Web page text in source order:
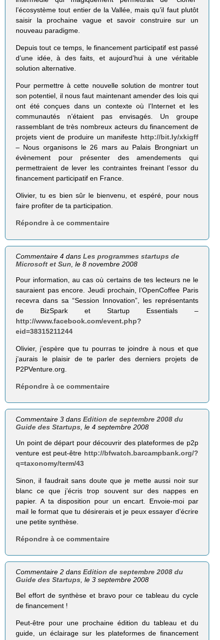
l’écosystème tout entier de la Vallée, mais qu’il faut plutôt
saisir la prochaine vague et savoir construire sur un
nouveau paradigme.
Depuis tout ce temps, le financement participatif est passé
d’une idée, à des faits, et aujourd’hui à une véritable
solution alternative.
Pour permettre à cette nouvelle solution de montrer tout
son potentiel, il nous faut maintenant amender des lois qui
ont été conçues dans un contexte où l’Internet et les
communautés n’étaient pas envisagés. Un groupe
rassemblant de très nombreux acteurs du financement de
projets vient de produire un manifeste http://bit.ly/xkigff
– Nous organisons le 26 mars au Palais Brongniart un
évènement pour présenter des amendements qui
permettraient de lever les contraintes freinant l’essor du
financement participatif en France.
Olivier, tu es bien sûr le bienvenu, et espéré, pour nous
faire profiter de ta participation.
Répondre à ce commentaire
Commentaire 4 dansLes programmes startups de
Microsoft et Sun , le 8 novembre 2008
Pour information, au cas où certains de tes lecteurs ne le
sauraient pas encore. Jeudi prochain, l’OpenCoffee Paris
recevra dans sa “Session Innovation”, les représentants
de BizSpark et Startup Essentials –
http://www.facebook.com/event.php?
eid=38315211244
Olivier, j’espère que tu pourras te joindre à nous et que
j’aurais le plaisir de te parler des derniers projets de
P2PVenture.org.
Répondre à ce commentaire
Commentaire 3 dansEdition de septembre 2008 du
Guide des Startups , le 4 septembre 2008
Un point de départ pour découvrir des plateformes de p2p
venture est peut-être http://bfwatch.barcampbank.org/?
q=taxonomy/term/43
Sinon, il faudrait sans doute que je mette aussi noir sur
blanc ce que j’écris trop souvent sur des nappes en
papier. A ta disposition pour un encart. Envoie-moi par
mail le format que tu désirerais et je peux essayer d’écrire
une petite synthèse.
Répondre à ce commentaire
Commentaire 2 dansEdition de septembre 2008 du
Guide des Startups , le 3 septembre 2008
Bel effort de synthèse et bravo pour ce tableau du cycle
de financement !
Peut-être pour une prochaine édition du tableau et du
guide, un éclairage sur les plateformes de financement